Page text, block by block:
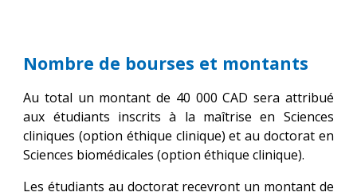
Nombre de bourses et montants
Au total un montant de 40 000 CAD sera attribué
aux étudiants inscrits à la maîtrise en Sciences
cliniques (option éthique clinique) et au doctorat en
Sciences biomédicales (option éthique clinique).
Les étudiants au doctorat recevront un montant de